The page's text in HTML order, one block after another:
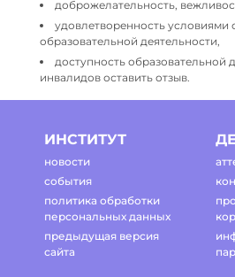
доброжелательность,
удовлетворенность условиями
образовательной деятельности,
доступность образовательной
инвалидов оставить отзыв.
ИНСТИТУТ
новости
события
политика обработки
персональных данных
предыдущая версия
сайта